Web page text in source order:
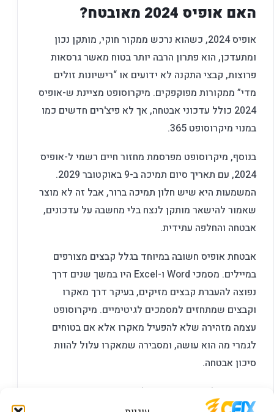
האם אופיס 2024 מאובטח?
אופיס 2024, כשהוא נרכש ממקור חוקי, מותקן נכון
ומתעדכן, הוא פתרון הרבה יותר בטוח מאשר גרסאות
פרוצות, קבצי התקנה לא ידועים או “רישיונות זולים
מדי” ממקורות מפוקפקים. מיקרוסופט מציינת ש-אופיס
2024 כולל עדכוני אבטחה, אך לא פיצ'רים חדשים כמו
במנוי מיקרוסופט 365.
בנוסף, מיקרוסופט מפרסמת מחזור חיים רשמי ל-אופיס
2024, עם תאריך סיום תמיכה ב-9 באוקטובר 2029.
המשמעות היא שיש חלון תמיכה ברור, אבל זה לא מוצר
שאמור להישאר מותקן לנצח בלי מחשבה על עדכונים,
אבטחה והחלפה עתידית.
אבטחת אופיס חשובה במיוחד בגלל קבצים מצורפים
במיילים. מסמכי Word ו-Excel היו במשך שנים דרך
נפוצה להעברת קבצים מזיקים, בעיקר דרך מאקרו
וקבצים שמתחזים למסמכים לגיטימיים. מיקרוסופט
עצמה מזהירה שלא להפעיל מאקרו אלא אם בטוחים
לגמרי מה הוא עושה, ומסבירה שמאקרו עלול להוות
סיכון אבטחה.
גם בישראל, מערך הסייבר הלאומי חוזר ומזהיר מפני